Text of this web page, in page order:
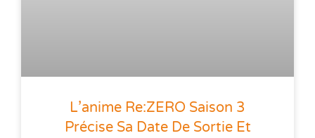
L’anime Re:ZERO Saison 3
Précise Sa Date De Sortie Et